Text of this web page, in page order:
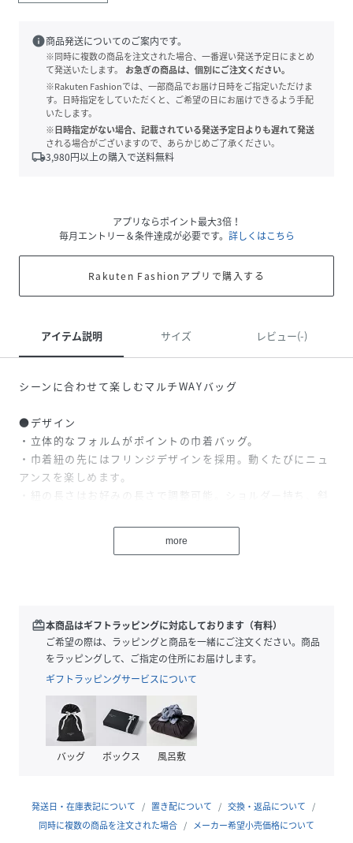
info商品発送についてのご案内です。
※同時に複数の商品を注文された場合、一番遅い発送予定日にまとめ
て発送いたします。
お急ぎの商品は、個別にご注文ください。
※Rakuten Fashionでは、一部商品でお届け日時をご指定いただけま
す。日時指定をしていただくと、ご希望の日にお届けできるよう手配
いたします。
※日時指定がない場合、記載されている発送予定日よりも遅れて発送
される場合がございますので、あらかじめご了承ください。
local_shipping3,980円以上の購入で送料無料
アプリならポイント最大3倍！
毎月エントリー＆条件達成が必要です。 詳しくはこちら
Rakuten Fashionアプリで購入する
アイテム説明 サイズ レビュー(-)
シーンに合わせて楽しむマルチWAYバッグ
●デザイン
・立体的なフォルムがポイントの巾着バッグ。
・巾着紐の先にはフリンジデザインを採用。動くたびにニュ
アンスを楽しめます。
・紐の長さはお好みの長さで調整可能。ショルダー持ち、斜
・コンパクトに見えて、しっかり入る絶妙なサイズ設計。長
・マグネット開閉を採用しており荷物の取り出しがスムーズ
です。巾着の紐できゅっと絞って使っていただくことにより
防犯面でも安心かつ立体的な美しいフォルムを楽しんでいた
だけます。
※ダークブラウンは有楽町店、荻窪店、EC限定カラーです。
▼ATTENTION▼
維の毛羽落ちが使い始め多少あります。
ほかの衣類にも付着しやすい為ご注意ください。
more
redeem本商品はギフトラッピングに対応しております（有料）
ご希望の際は、ラッピングと商品を一緒にご注文ください。商品
をラッピングして、ご指定の住所にお届けします。
ギフトラッピングサービスについて
バッグ ボックス 風呂敷
発送日・在庫表記について 置き配について
交換・返品について
同時に複数の商品を注文された場合
メーカー希望小売価格について